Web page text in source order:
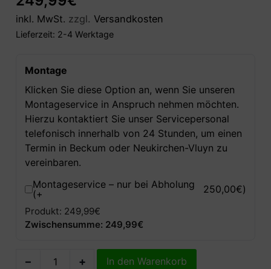
inkl. MwSt. zzgl. Versandkosten
Lieferzeit: 2-4 Werktage
Montage
Klicken Sie diese Option an, wenn Sie unseren
Montageservice in Anspruch nehmen möchten.
Hierzu kontaktiert Sie unser Servicepersonal
telefonisch innerhalb von 24 Stunden, um einen
Termin in Beckum oder Neukirchen-Vluyn zu
vereinbaren.
Montageservice – nur bei Abholung
(+
250,00€)
Produkt: 249,99€
Zwischensumme: 249,99€
– + In den Warenkorb